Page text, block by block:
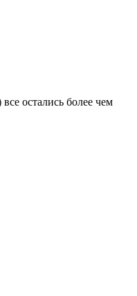
остались более чем